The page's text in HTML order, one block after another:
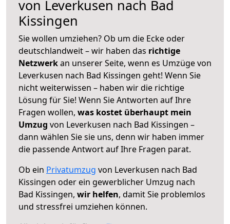
von Leverkusen nach Bad
Kissingen
Sie wollen umziehen? Ob um die Ecke oder
deutschlandweit – wir haben das richtige
Netzwerkan unserer Seite, wenn es Umzüge von
Leverkusen nach Bad Kissingen geht! Wenn Sie
nicht weiterwissen – haben wir die richtige
Lösung für Sie! Wenn Sie Antworten auf Ihre
Fragen wollen, was kostet überhaupt mein
Umzug von Leverkusen nach Bad Kissingen –
dann wählen Sie sie uns, denn wir haben immer
die passende Antwort auf Ihre Fragen parat.
Ob ein Privatumzug von Leverkusen nach Bad
Kissingen oder ein gewerblicher Umzug nach
Bad Kissingen, wir helfen, damit Sie problemlos
und stressfrei umziehen können.